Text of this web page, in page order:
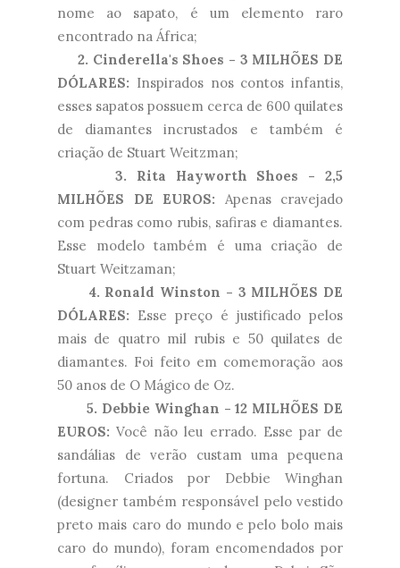
nome ao sapato, é um elemento raro
encontrado na África;
2. Cinderella's Shoes - 3 MILHÕES DE
DÓLARES: Inspirados nos contos infantis,
esses sapatos possuem cerca de 600 quilates
de diamantes incrustados e também é
criação de Stuart Weitzman;
3. Rita Hayworth Shoes - 2,5
MILHÕES DE EUROS: Apenas cravejado
com pedras como rubis, safiras e diamantes.
Esse modelo também é uma criação de
Stuart Weitzaman;
4. Ronald Winston - 3 MILHÕES DE
DÓLARES: Esse preço é justificado pelos
mais de quatro mil rubis e 50 quilates de
diamantes. Foi feito em comemoração aos
50 anos de O Mágico de Oz.
5. Debbie Winghan - 12 MILHÕES DE
EUROS: Você não leu errado. Esse par de
sandálias de verão custam uma pequena
fortuna. Criados por Debbie Winghan
(designer também responsável pelo vestido
preto mais caro do mundo e pelo bolo mais
caro do mundo), foram encomendados por